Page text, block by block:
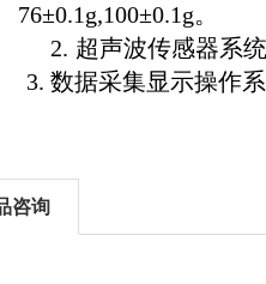
76±0.1g,100±0.1g。
2. 超声波传感器系
3. 数据采集显示操作系
咨询